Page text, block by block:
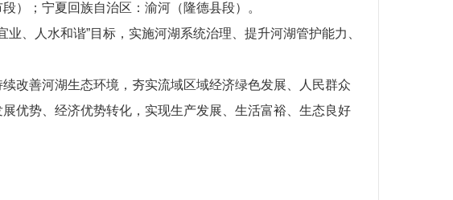
）；宁夏回族自治区：渝河（隆德县段）。
、人水和谐”目标，实施河湖系统治理、提升河湖管护能力、
改善河湖生态环境，夯实流域区域经济绿色发展、人民群众
优势、经济优势转化，实现生产发展、生活富裕、生态良好